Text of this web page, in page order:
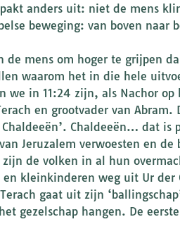
anders uit: niet de mens
beweging: van boven naar
de mens om hoger te grijpen
waarom het in die hele
we in 11:24 zijn, als Nachor
en grootvader van Abram.
Chaldeeën… dat is
Jeruzalem verwoesten en
de volken in al hun
kleinkinderen weg uit Ur der
gaat uit zijn
gezelschap hangen. De